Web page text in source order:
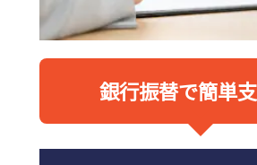
銀行振替で簡単